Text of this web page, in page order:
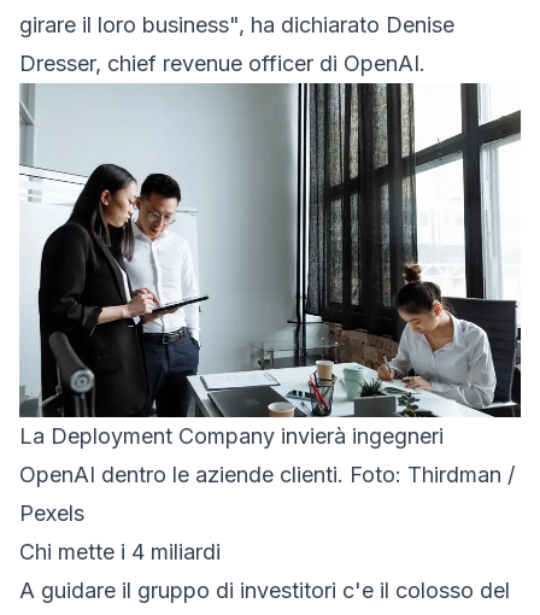
girare il loro business", ha dichiarato Denise
Dresser, chief revenue officer di OpenAI.
La Deployment Company invierà ingegneri
OpenAI dentro le aziende clienti. Foto: Thirdman /
Pexels
Chi mette i 4 miliardi
A guidare il gruppo di investitori c'e il colosso del